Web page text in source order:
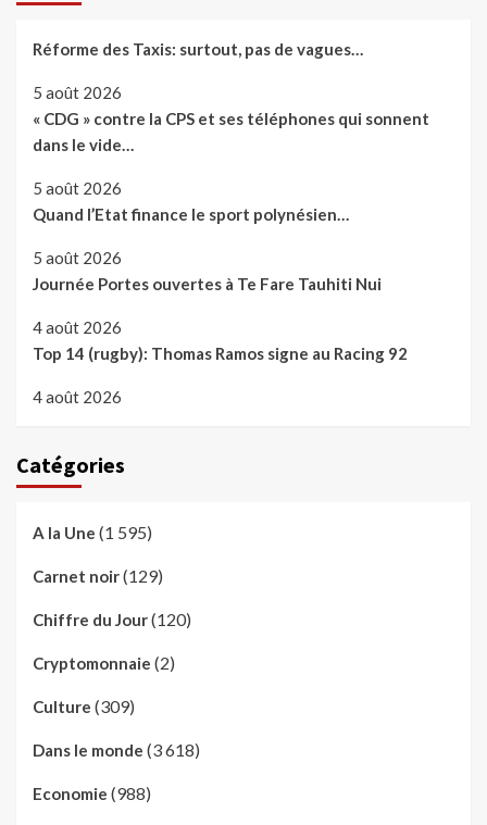
Réforme des Taxis: surtout, pas de vagues…
5 août 2026
« CDG » contre la CPS et ses téléphones qui sonnent
dans le vide…
5 août 2026
Quand l’Etat finance le sport polynésien…
5 août 2026
Journée Portes ouvertes à Te Fare Tauhiti Nui
4 août 2026
Top 14 (rugby): Thomas Ramos signe au Racing 92
4 août 2026
Catégories
A la Une (1 595)
Carnet noir(129)
Chiffre du Jour(120)
Cryptomonnaie (2)
Culture (309)
Dans le monde (3 618)
Economie (988)